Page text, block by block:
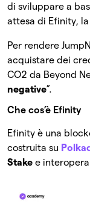
di sviluppare a
attesa di Efinity,
Per rendere
acquistare dei
CO2 da Beyond
negative”.
Che cos’è Efinity
Efinity è una
costruita su
Stake e